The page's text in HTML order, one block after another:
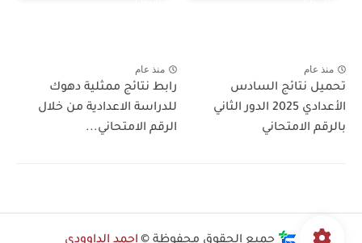
منذ عام
تحميل نتائج السادس
الأعدادي 2025 الدور الثاني
بالرقم الامتحاني
منذ عام
رابط نتائج ممثلية دهوك
للدراسة الاعدادية من خلال
الرقم الامتحاني...
جميع الحقوق محفوظة © احمد الداوودي